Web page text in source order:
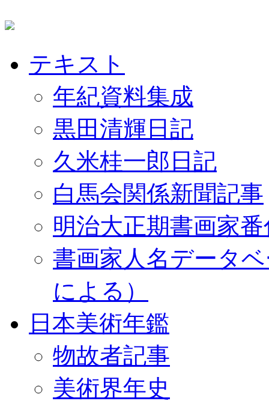
テキスト
年紀資料集成
黒田清輝日記
久米桂一郎日記
白馬会関係新聞記事
明治大正期書画家
書画家人名データ
による）
日本美術年鑑
物故者記事
美術界年史